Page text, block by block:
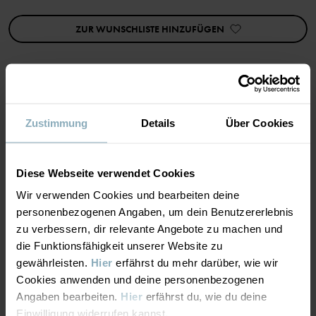
Zustimmung Details Über Cookies
Diese Webseite verwendet Cookies
Wir verwenden Cookies und bearbeiten deine
personenbezogenen Angaben, um dein Benutzererlebnis
zu verbessern, dir relevante Angebote zu machen und
die Funktionsfähigkeit unserer Website zu
gewährleisten. Hier erfährst du mehr darüber, wie wir
Cookies anwenden und deine personenbezogenen
Angaben bearbeiten. Hier erfährst du, wie du deine
Einwilligung widerrufen kannst.
Herstellungsland:Republik Korea
Weiterlesen
ZUR WUNSCHLISTE HINZUFÜGEN
MATERIAL & PFLEGEHINWEISE
Material
75% Cotton
23% Polyamide
2% Elastane
Pflegehinweise
LIEFERUNG UND RÜCKSENDUNG
Lieferung & Rücksendung
Lieferung
DAS KÖNNTE DIR AUCH GEFALLEN